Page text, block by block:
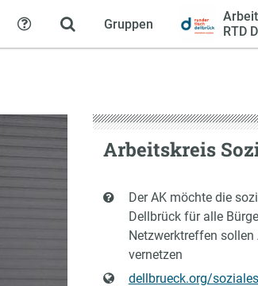
Gruppen
RTD
Hilfe
Arbeitskreis
Kurzbeschreibung
Der AK möchte die
Dellbrück für alle
Netzwerktreffen
vernetzen
Website
dellbrueck.org/soziales